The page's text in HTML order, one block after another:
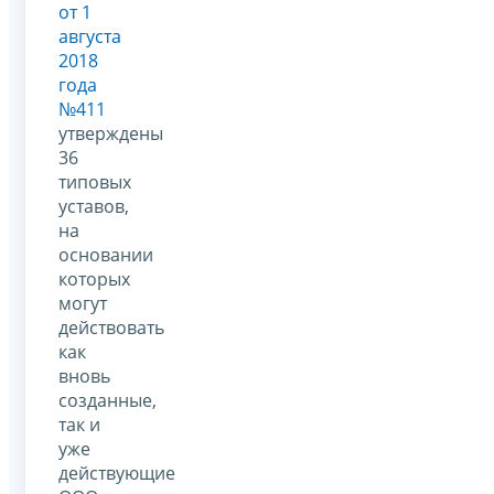
от 1
августа
2018
года
№411
утверждены
36
типовых
уставов,
на
основании
которых
могут
действовать
как
вновь
созданные,
так и
уже
действующие